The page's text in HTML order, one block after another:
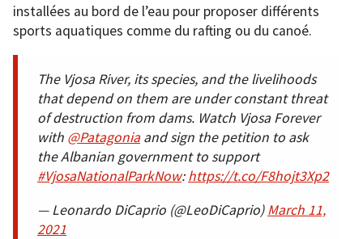
installées au bord de l’eau pour proposer différents
sports aquatiques comme du rafting ou du canoé.
The Vjosa River, its species, and the livelihoods
that depend on them are under constant threat
of destruction from dams. Watch Vjosa Forever
with @Patagonia and sign the petition to ask
the Albanian government to support
#VjosaNationalParkNow:https://t.co/F8hojt3Xp2
— Leonardo DiCaprio (@LeoDiCaprio)March 11,
2021